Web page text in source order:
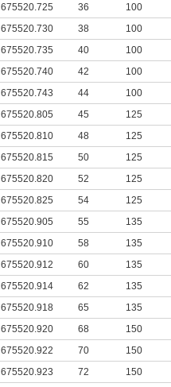
675520.725
36
100
675520.730
38
100
675520.735
40
100
675520.740
42
100
675520.743
44
100
675520.805
45
125
675520.810
48
125
675520.815
50
125
675520.820
52
125
675520.825
54
125
675520.905
55
135
675520.910
58
135
675520.912
60
135
675520.914
62
135
675520.918
65
135
675520.920
68
150
675520.922
70
150
675520.923
72
150